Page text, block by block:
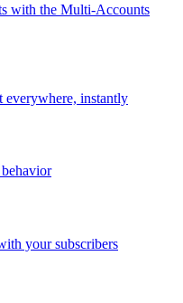
with the Multi-Accounts
everywhere, instantly
your subscribers